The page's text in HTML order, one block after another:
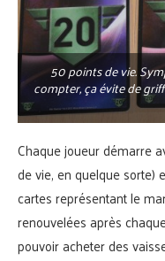
50 points de vie.
compter, ça évite de
Chaque joueur démarre
de vie, en quelque sorte)
cartes représentant le
renouvelées après
pouvoir acheter des